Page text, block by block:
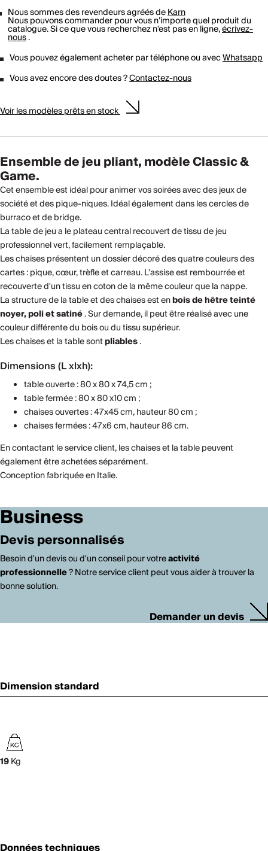
Nous sommes des revendeurs agréés deKarn
Nous pouvons commander pour vous n’importe quel produit du
catalogue. Si ce que vous recherchez n'est pas en ligne,écrivez-
nous.
Vous pouvez également acheter par téléphone ou avecWhatsapp
Vous avez encore des doutes ?Contactez-nous
Voir les modèles prêts en stock
Ensemble de jeu pliant, modèle Classic &
Game.
Cet ensemble est idéal pour animer vos soirées avec des jeux de
société et des pique-niques. Idéal également dans les cercles de
burraco et de bridge.
La table de jeu a le plateau central recouvert de tissu de jeu
professionnel vert, facilement remplaçable.
Les chaises présentent un dossier décoré des quatre couleurs des
cartes : pique, cœur, trèfle et carreau. L'assise est rembourrée et
recouverte d'un tissu en coton de la même couleur que la nappe.
La structure de la table et des chaises est enbois de hêtre teinté
noyer, poli et satiné. Sur demande, il peut être réalisé avec une
couleur différente du bois ou du tissu supérieur.
Les chaises et la table sontpliables.
Dimensions (L xlxh):
table ouverte : 80 x 80 x 74,5 cm ;
table fermée : 80 x 80 x10 cm ;
chaises ouvertes : 47x45 cm, hauteur 80 cm ;
chaises fermées : 47x6 cm, hauteur 86 cm.
En contactant le service client, les chaises et la table peuvent
également être achetées séparément.
Conception fabriquée en Italie.
Business
Devis personnalisés
Besoin d'un devis ou d'un conseil pour votreactivité
professionnelle? Notre service client peut vous aider à trouver la
bonne solution.
Demander un devis
Dimension standard
19Kg